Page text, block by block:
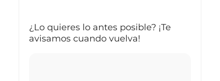
¿Lo quieres lo antes posible? ¡Te
avisamos cuando vuelva!